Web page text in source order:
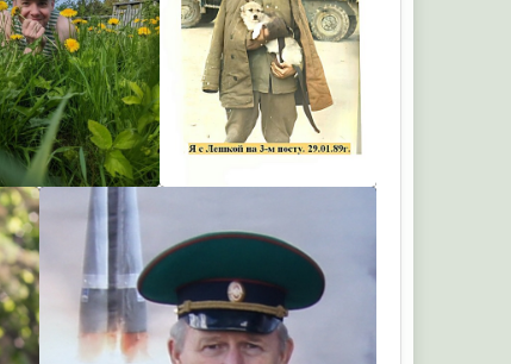
Shoo Шахтер2000